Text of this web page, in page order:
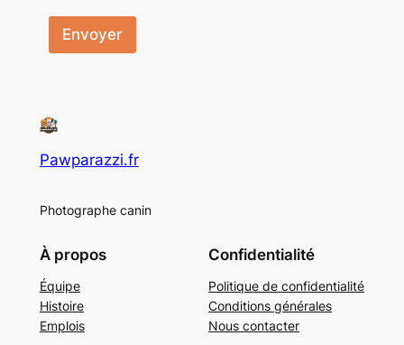
Envoyer
Pawparazzi.fr
Photographe canin
À propos
Équipe
Histoire
Emplois
Confidentialité
Politique de confidentialité
Conditions générales
Nous contacter